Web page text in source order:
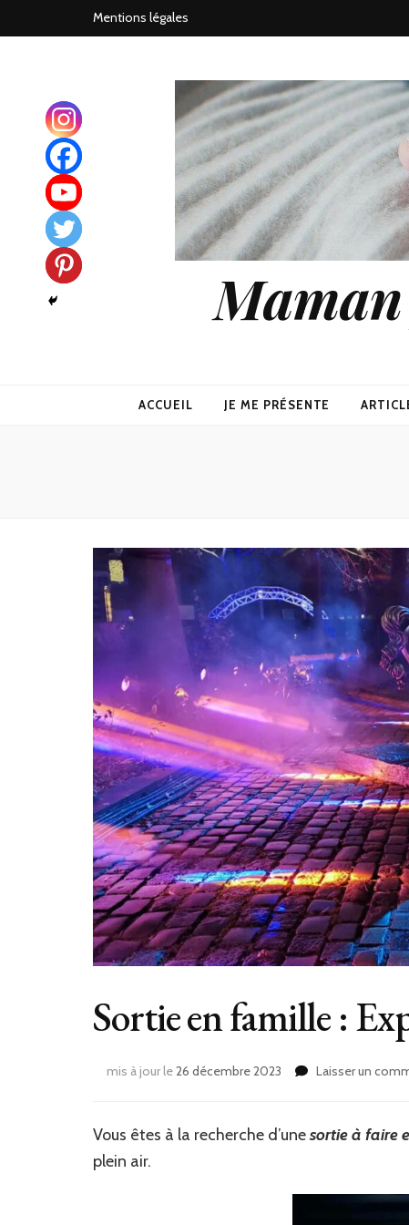
Mentions légales
ACCUEIL JE ME PRÉSENTE
Sortie en famille :
mis à jour le26 décembre 2023 Laisser un
Vous êtes à la recherche d’unesortie à faire
plein air.